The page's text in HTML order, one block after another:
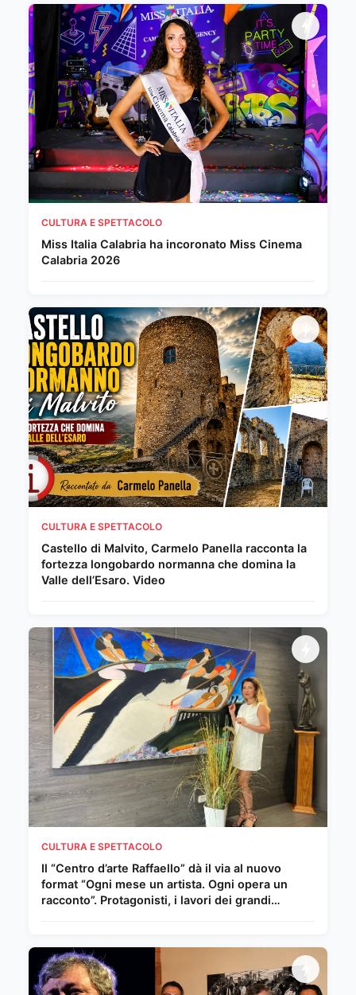
CULTURA E SPETTACOLO
Miss Italia Calabria ha incoronato Miss Cinema
Calabria 2026
CULTURA E SPETTACOLO
Castello di Malvito, Carmelo Panella racconta la
fortezza longobardo normanna che domina la
Valle dell’Esaro. Video
CULTURA E SPETTACOLO
Il “Centro d’arte Raffaello” dà il via al nuovo
format “Ogni mese un artista. Ogni opera un
racconto”. Protagonisti, i lavori dei grandi